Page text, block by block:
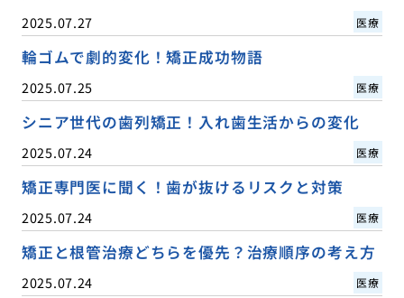
2025.07.27 医療
輪ゴムで劇的変化！矯正成功物語
2025.07.25 医療
シニア世代の歯列矯正！入れ歯生活からの変化
2025.07.24 医療
矯正専門医に聞く！歯が抜けるリスクと対策
2025.07.24 医療
矯正と根管治療どちらを優先？治療順序の考え方
2025.07.24 医療